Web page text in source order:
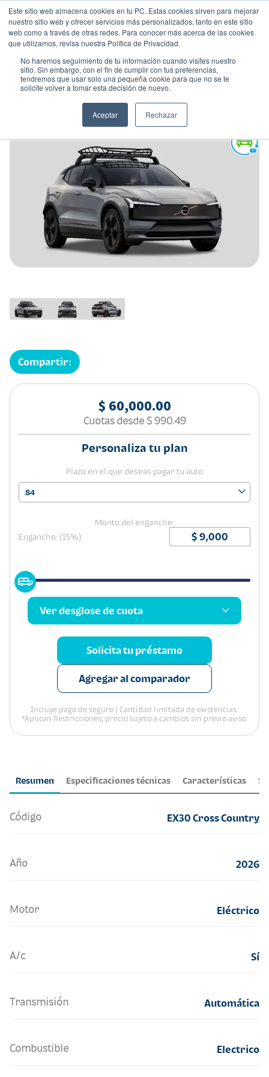
Este sitio web almacena cookies en tu PC. Estas cookies sirven para mejorar
nuestro sitio web y ofrecer servicios más personalizados, tanto en este sitio
web como a través de otras redes. Para conocer más acerca de las cookies
que utilizamos, revisa nuestra Política de Privacidad.
No haremos seguimiento de tu información cuando visites nuestro
sitio. Sin embargo, con el fin de cumplir con tus preferencias,
tendremos que usar solo una pequeña cookie para que no se te
solicite volver a tomar esta decisión de nuevo.
Aceptar Rechazar
VOLVO EX30 CROSS COUNTRY
Electrico
Resumen Especificaciones técnicas Características
Código EX30 Cross Country
Año 2026
Motor Eléctrico
A/c Sí
Transmisión Automática
Combustible Electrico
Compartir:
$ 60,000.00
Cuotas desde $ 990.49
Personaliza tu plan
Plazo en el que deseas pagar tu auto
84
Monto del enganche:
Enganche: (15%)
Ver desglose de cuota
Solicita tu préstamo
Agregar al comparador
Incluye pago de seguro | Cantidad limitada de existencias.
*Aplican Restricciones, precio sujeto a cambios sin previo aviso.